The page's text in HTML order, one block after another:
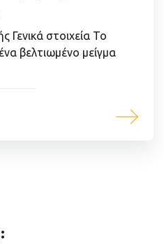
Γενικά στοιχεία Το
βελτιωμένο μείγμα